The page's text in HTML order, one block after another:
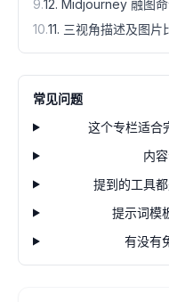
9.12. Midjourney 融图
10.11. 三视角描述及图
常见问题
这个专栏适合
内
提到的工具
提示词模
有没有